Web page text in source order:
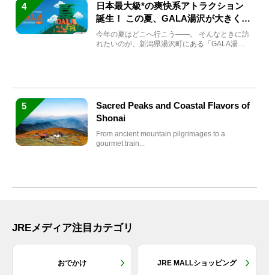
4
日本最大級*の爽快系アトラクション
誕生！ この夏、GALA湯沢が大きく生
まれ変わる
今年の夏はどこへ行こう――。 そんなときに訪
れたいのが、新潟県湯沢町にある「GALA湯
5
Sacred Peaks and Coastal Flavors of
Shonai
From ancient mountain pilgrimages to a
gourmet train...
JREメディア注目カテゴリ
おでかけ JRE MALLショッピング